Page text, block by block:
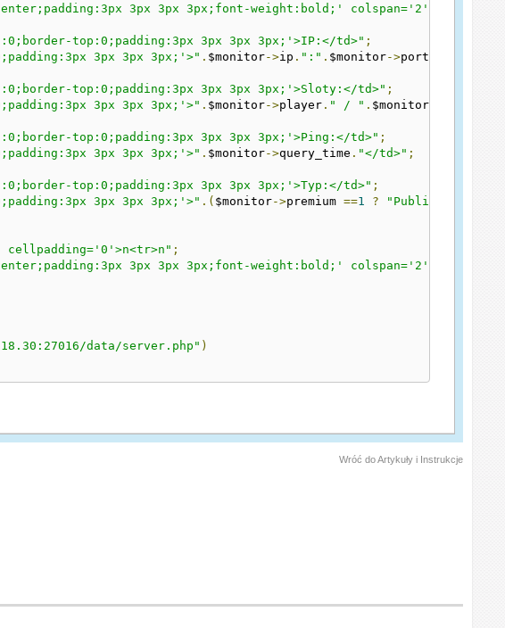
3px 3px 3px;font-weight:bold;' colspan='2'>"
top:0;padding:3px 3px 3px 3px;'>IP:</td>" ;
3px 3px 3px;'>" . $monitor->ip . ":" . $monitor->port
top:0;padding:3px 3px 3px 3px;'>Sloty:</td>" ;
3px 3px 3px;'>" . $monitor->player . " / " . $monitor
top:0;padding:3px 3px 3px 3px;'>Ping:</td>" ;
3px 3px 3px;'>" . $monitor->query_time . "</td>" ;
top:0;padding:3px 3px 3px 3px;'>Typ:</td>" ;
3px 3px 3px;'>" .( $monitor->premium ==1 ? "Publiczny"
;
3px 3px 3px;font-weight:bold;' colspan='2'>Serwer
data/server.php" )
Wróć do Artykuły i Instrukcje